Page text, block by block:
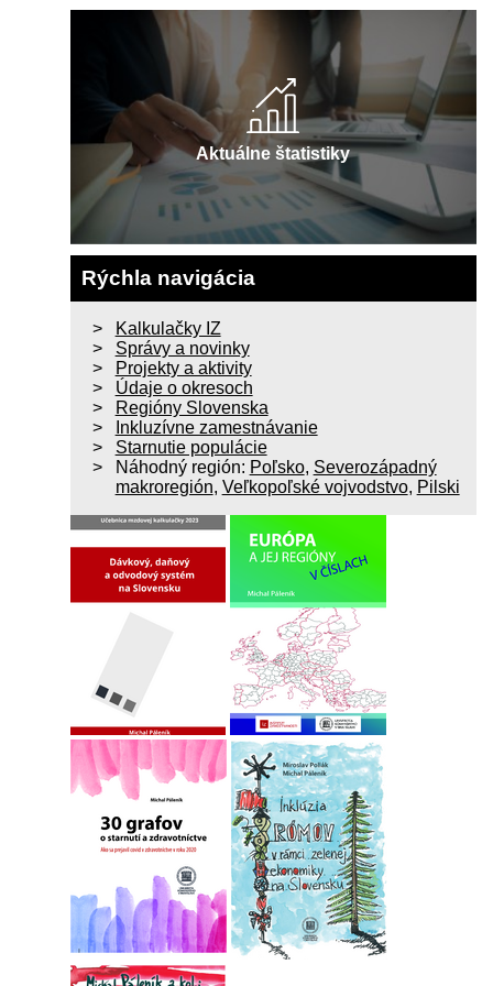
Aktuálne štatistiky
Rýchla navigácia
Kalkulačky IZ
Správy a novinky
Projekty a aktivity
Údaje o okresoch
Regióny Slovenska
Inkluzívne zamestnávanie
Starnutie populácie
Náhodný región: Poľsko, Severozápadný
makroregión, Veľkopoľské vojvodstvo, Pilski